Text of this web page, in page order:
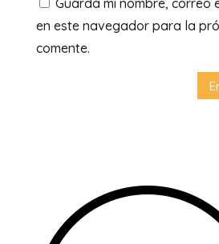
Guarda mi nombre, correo
en este navegador para la
comente.